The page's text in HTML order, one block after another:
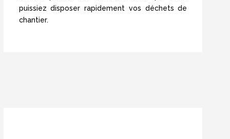
puissiez disposer rapidement vos déchets de
chantier.